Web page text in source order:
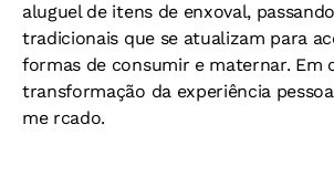
aluguel de itens de enxoval,
tradicionais que se atualizam para
formas de consumir e maternar. Em
transformação da experiência
me rcado.